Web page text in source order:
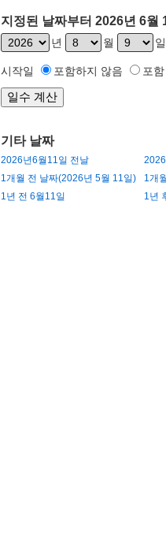
지정된 날짜부터 2026년 6월
년 월
시작일 포함하지 않음 포함
기타 날짜
2026년6월11일 전날
1개월 전 날짜(2026년 5월 11일)
1개
1년 전 6월11일
1년